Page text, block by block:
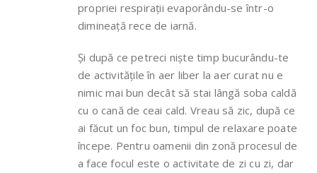
propriei respirații evaporându-se într-o
dimineață rece de iarnă.
Și după ce petreci niște timp bucurându-te
de activitățile în aer liber la aer curat nu e
nimic mai bun decât să stai lângă soba caldă
cu o cană de ceai cald. Vreau să zic, după ce
ai făcut un foc bun, timpul de relaxare poate
începe. Pentru oamenii din zonă procesul de
a face focul este o activitate de zi cu zi, dar